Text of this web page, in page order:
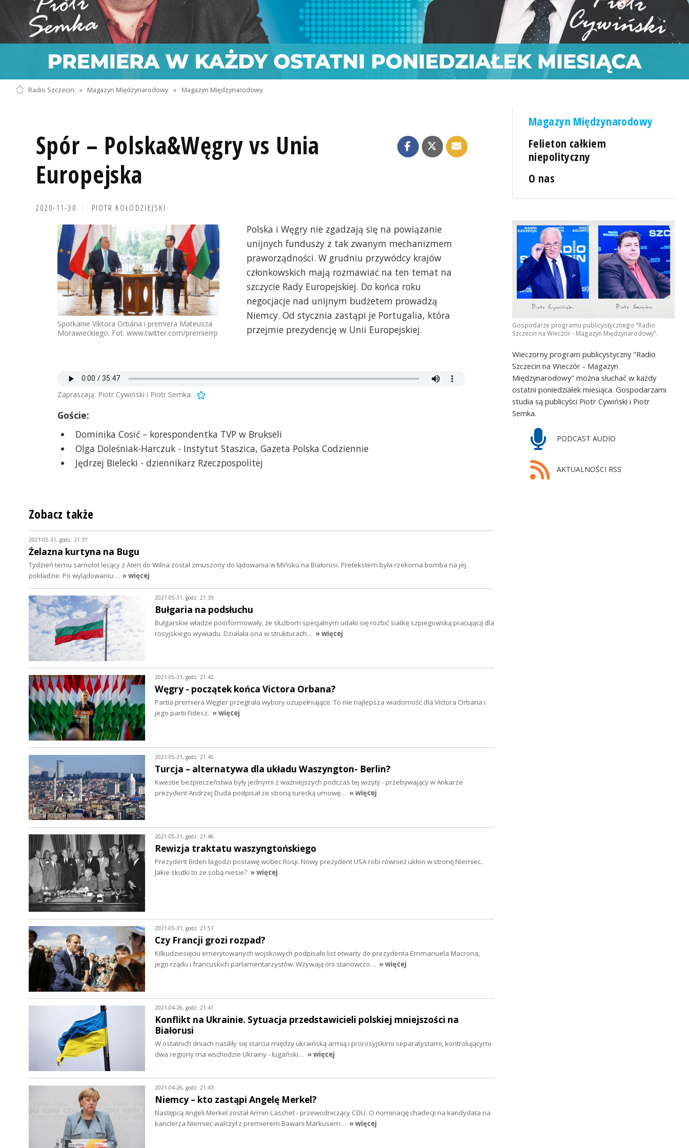
Radio Szczecin » Magazyn Międzynarodowy » Magazyn Międzynarodowy
Spór – Polska&Węgry vs Unia
Europejska
2020-11-30 PIOTR KOŁODZIEJSKI
Spotkanie Viktora Orbána i premiera Mateusza
Morawieckiego. Fot. www.twitter.com/premierrp
Polska i Węgry nie zgadzają się na powiązanie
unijnych funduszy z tak zwanym mechanizmem
praworządności. W grudniu przywódcy krajów
członkowskich mają rozmawiać na ten temat na
szczycie Rady Europejskiej. Do końca roku
negocjacje nad unijnym budżetem prowadzą
Niemcy. Od stycznia zastąpi je Portugalia, która
przejmie prezydencję w Unii Europejskiej.
Zapraszają: Piotr Cywiński i Piotr Semka.
Goście:
Dominika Cosić – korespondentka TVP w Brukseli
Olga Doleśniak-Harczuk - Instytut Staszica, Gazeta Polska Codziennie
Jędrzej Bielecki - dziennikarz Rzeczpospolitej
Magazyn Międzynarodowy
Felieton całkiem
niepolityczny
O nas
Gospodarze programu publicystycznego "Radio
Szczecin na Wieczór - Magazyn Międzynarodowy".
Wieczorny program publicystyczny "Radio
Szczecin na Wieczór - Magazyn
Międzynarodowy" można słuchać w każdy
ostatni poniedziałek miesiąca. Gospodarzami
studia są publicyści Piotr Cywiński i Piotr
Semka.
PODCAST AUDIO
AKTUALNOŚCI RSS
Zobacz także
2021-05-31, godz. 21:37
Żelazna kurtyna na Bugu
Tydzień temu samolot lecący z Aten do Wilna został zmuszony do lądowania w Mińsku na Białorusi. Pretekstem była rzekoma bomba na jej
pokładzie. Po wylądowaniu… » więcej
2021-05-31, godz. 21:39
Bułgaria na podsłuchu
Bułgarskie władze poinformowały, że służbom specjalnym udało się rozbić siatkę szpiegowską pracującą dla
rosyjskiego wywiadu. Działała ona w strukturach… » więcej
2021-05-31, godz. 21:42
Węgry - początek końca Victora Orbana?
Partia premiera Węgier przegrała wybory uzupełniające. To nie najlepsza wiadomość dla Victora Orbana i
jego partii Fidesz. » więcej
2021-05-31, godz. 21:45
Turcja – alternatywa dla układu Waszyngton- Berlin?
Kwestie bezpieczeństwa były jednymi z ważniejszych podczas tej wizyty - przebywający w Ankarze
prezydent Andrzej Duda podpisał ze stroną turecką umowę… » więcej
2021-05-31, godz. 21:46
Rewizja traktatu waszyngtońskiego
Prezydent Biden łagodzi postawę wobec Rosji. Nowy prezydent USA robi również ukłon w stronę Niemiec.
Jakie skutki to ze sobą niesie? » więcej
2021-05-31, godz. 21:51
Czy Francji grozi rozpad?
Kilkudziesięciu emerytowanych wojskowych podpisało list otwarty do prezydenta Emmanuela Macrona,
jego rządu i francuskich parlamentarzystów. Wzywają oni stanowczo… » więcej
2021-04-26, godz. 21:41
Konflikt na Ukrainie. Sytuacja przedstawicieli polskiej mniejszości na
Białorusi
W ostatnich dniach nasiliły się starcia między ukraińską armią i prorosyjskimi separatystami, kontrolującymi
dwa regiony ma wschodzie Ukrainy - ługański… » więcej
2021-04-26, godz. 21:43
Niemcy – kto zastąpi Angelę Merkel?
Następcą Angeli Merkel został Armin Laschet - przewodniczący CDU. O nominację chadecji na kandydata na
kanclerza Niemiec walczył z premierem Bawarii Markusem… » więcej